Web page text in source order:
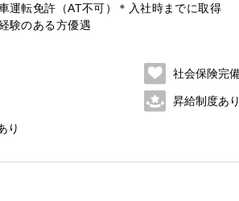
運転免許（AT不可）＊入社時までに取得
験のある方優遇
社会保険完
昇給制度あ
り